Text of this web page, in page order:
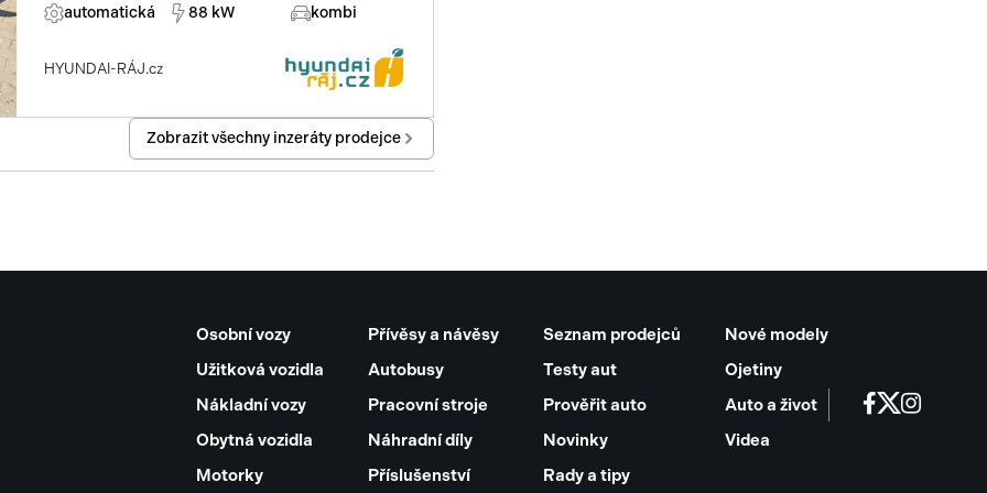
automatická 88 kW kombi
HYUNDAI-RÁJ.cz
Zobrazit všechny inzeráty prodejce
Osobní vozy
Užitková vozidla
Nákladní vozy
Obytná vozidla
Motorky
Přívěsy a návěsy
Autobusy
Pracovní stroje
Náhradní díly
Příslušenství
Seznam prodejců
Testy aut
Prověřit auto
Novinky
Rady a tipy
Nové modely
Ojetiny
Auto a život
Videa